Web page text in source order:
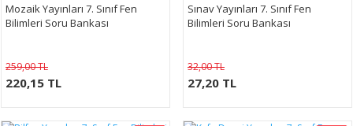
Mozaik Yayınları 7. Sınıf Fen
Bilimleri Soru Bankası
259,00 TL
220,15 TL
Sınav Yayınları 7. Sınıf Fen
Bilimleri Soru Bankası
32,00 TL
27,20 TL